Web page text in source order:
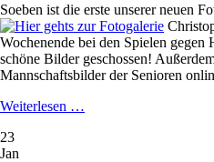
Soeben ist die erste unserer neuen
Wochenende bei den Spielen gegen
schöne Bilder geschossen!
Mannschaftsbilder der Senioren
Weiterlesen …
23
Jan